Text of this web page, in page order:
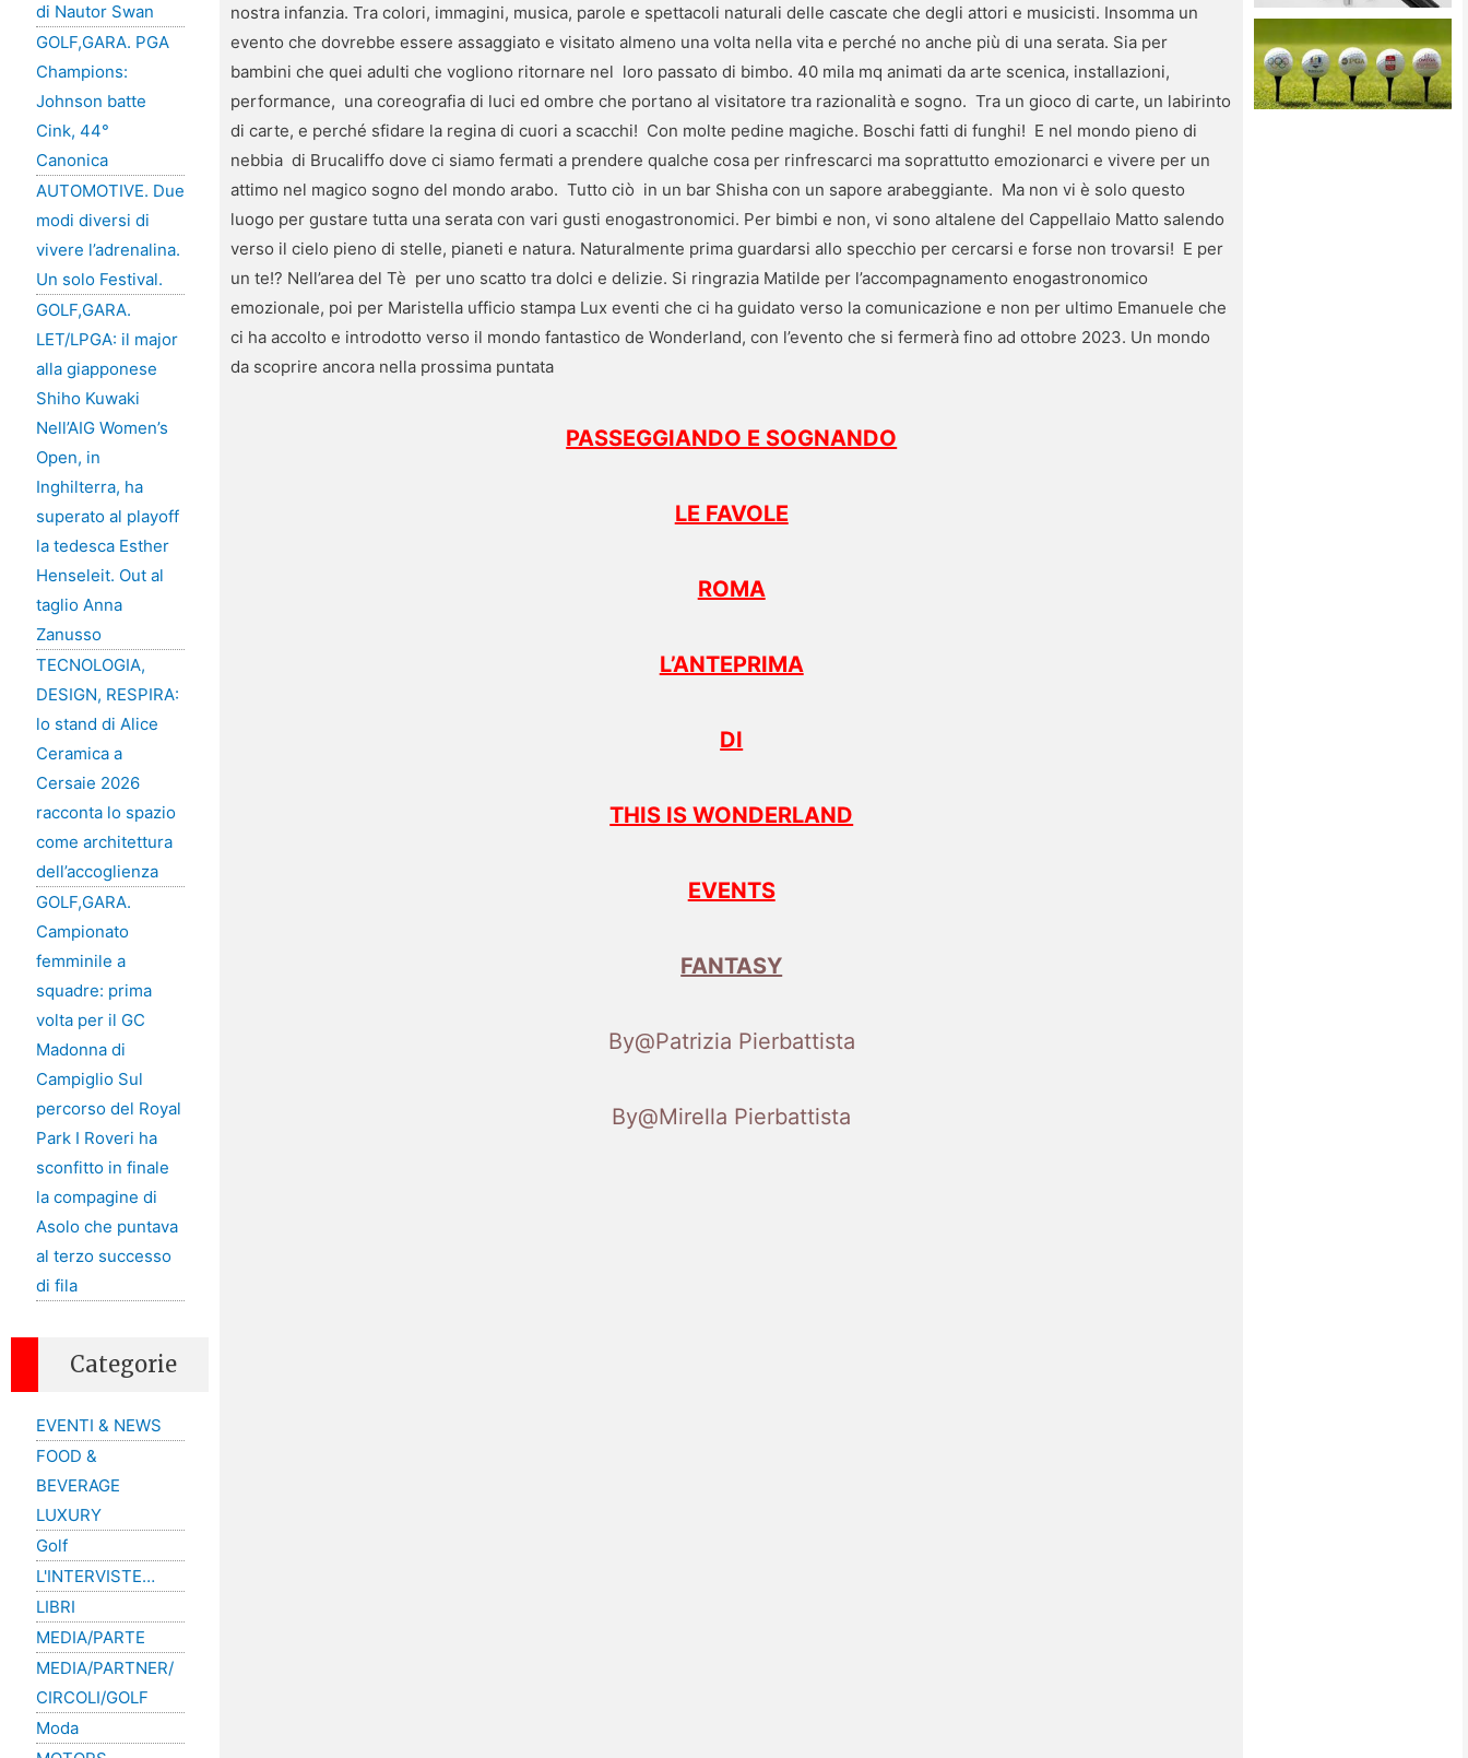
di Nautor Swan
GOLF,GARA. PGA
Champions:
Johnson batte
Cink, 44°
Canonica
AUTOMOTIVE. Due
modi diversi di
vivere l’adrenalina.
Un solo Festival.
GOLF,GARA.
LET/LPGA: il major
alla giapponese
Shiho Kuwaki
Nell’AIG Women’s
Open, in
Inghilterra, ha
superato al playoff
la tedesca Esther
Henseleit. Out al
taglio Anna
Zanusso
TECNOLOGIA,
DESIGN, RESPIRA:
lo stand di Alice
Ceramica a
Cersaie 2026
racconta lo spazio
come architettura
dell’accoglienza
GOLF,GARA.
Campionato
femminile a
squadre: prima
volta per il GC
Madonna di
Campiglio Sul
percorso del Royal
Park I Roveri ha
sconfitto in finale
la compagine di
Asolo che puntava
al terzo successo
di fila
Categorie
EVENTI & NEWS
FOOD &
BEVERAGE
LUXURY
Golf
L'INTERVISTE…
LIBRI
MEDIA/PARTE
MEDIA/PARTNER/
CIRCOLI/GOLF
Moda
nostra infanzia. Tra colori, immagini, musica, parole e spettacoli naturali delle cascate che degli attori e musicisti. Insomma un
evento che dovrebbe essere assaggiato e visitato almeno una volta nella vita e perché no anche più di una serata. Sia per
bambini che quei adulti che vogliono ritornare nel loro passato di bimbo. 40 mila mq animati da arte scenica, installazioni,
performance, una coreografia di luci ed ombre che portano al visitatore tra razionalità e sogno. Tra un gioco di carte, un labirinto
di carte, e perché sfidare la regina di cuori a scacchi! Con molte pedine magiche. Boschi fatti di funghi! E nel mondo pieno di
nebbia di Brucaliffo dove ci siamo fermati a prendere qualche cosa per rinfrescarci ma soprattutto emozionarci e vivere per un
attimo nel magico sogno del mondo arabo. Tutto ciò in un bar Shisha con un sapore arabeggiante. Ma non vi è solo questo
luogo per gustare tutta una serata con vari gusti enogastronomici. Per bimbi e non, vi sono altalene del Cappellaio Matto salendo
verso il cielo pieno di stelle, pianeti e natura. Naturalmente prima guardarsi allo specchio per cercarsi e forse non trovarsi! E per
un te!? Nell’area del Tè per uno scatto tra dolci e delizie. Si ringrazia Matilde per l’accompagnamento enogastronomico
emozionale, poi per Maristella ufficio stampa Lux eventi che ci ha guidato verso la comunicazione e non per ultimo Emanuele che
ci ha accolto e introdotto verso il mondo fantastico de Wonderland, con l’evento che si fermerà fino ad ottobre 2023. Un mondo
da scoprire ancora nella prossima puntata
PASSEGGIANDO E SOGNANDO
LE FAVOLE
ROMA
L’ANTEPRIMA
DI
THIS IS WONDERLAND
EVENTS
FANTASY
By@Patrizia Pierbattista
By@Mirella Pierbattista